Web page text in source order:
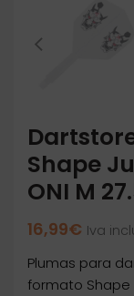
Shape
ONI M
16,99€ Iva
Plumas para
formato Shape